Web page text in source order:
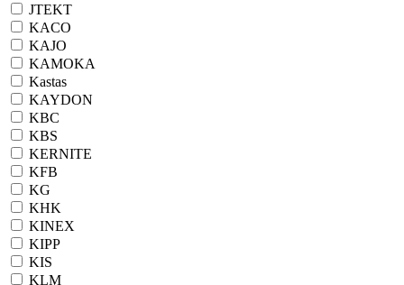
JTEKT
KACO
KAJO
KAMOKA
Kastas
KAYDON
KBC
KBS
KERNITE
KFB
KG
KHK
KINEX
KIPP
KIS
KLM